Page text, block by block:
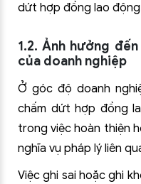
dứt hợp đồng lao động
1.2. Ảnh hưởng
của doanh nghiệp
Ở góc độ doanh
chấm dứt hợp đồng
trong việc hoàn thiện
nghĩa vụ pháp lý liên
Việc ghi sai hoặc ghi